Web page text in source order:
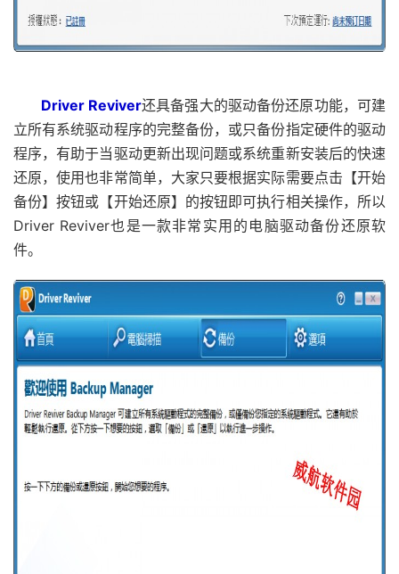
Driver Reviver还具备强大的驱动备份还原功能，可建
立所有系统驱动程序的完整备份，或只备份指定硬件的驱动
程序，有助于当驱动更新出现问题或系统重新安装后的快速
还原，使用也非常简单，大家只要根据实际需要点击【开始
备份】按钮或【开始还原】的按钮即可执行相关操作，所以
Driver Reviver也是一款非常实用的电脑驱动备份还原软
件。